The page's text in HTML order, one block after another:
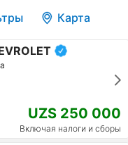
Карта
UZS 250 000
Включая налоги и сборы